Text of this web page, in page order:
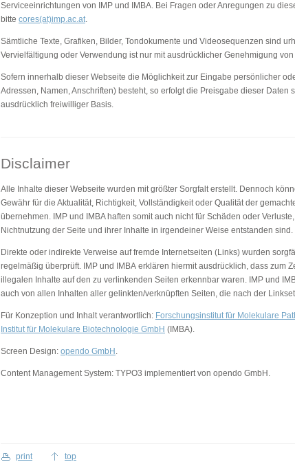
Serviceeinrichtungen von IMP und IMBA. Bei Fragen oder Anregungen zu
bitte cores(at)imp.ac.at.
Sämtliche Texte, Grafiken, Bilder, Tondokumente und Videosequenzen sind
Vervielfältigung oder Verwendung ist nur mit ausdrücklicher Genehmigung
Sofern innerhalb dieser Webseite die Möglichkeit zur Eingabe persönlicher
Adressen, Namen, Anschriften) besteht, so erfolgt die Preisgabe dieser Daten
ausdrücklich freiwilliger Basis.
Disclaimer
Alle Inhalte dieser Webseite wurden mit größter Sorgfalt erstellt. Dennoch
Gewähr für die Aktualität, Richtigkeit, Vollständigkeit oder Qualität der
übernehmen. IMP und IMBA haften somit auch nicht für Schäden oder
Nichtnutzung der Seite und ihrer Inhalte in irgendeiner Weise entstanden sind.
Direkte oder indirekte Verweise auf fremde Internetseiten (Links) wurden
regelmäßig überprüft. IMP und IMBA erklären hiermit ausdrücklich, dass zum
illegalen Inhalte auf den zu verlinkenden Seiten erkennbar waren. IMP und
auch von allen Inhalten aller gelinkten/verknüpften Seiten, die nach der
Für Konzeption und Inhalt verantwortlich: Forschungsinstitut für Molekulare
Institut für Molekulare Biotechnologie GmbH (IMBA).
Screen Design: opendo GmbH .
Content Management System: TYPO3 implementiert von opendo GmbH.
print top